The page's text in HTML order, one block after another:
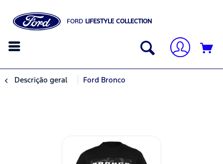
FORD LIFESTYLE COLLECTION
Descrição geral Ford Bronco